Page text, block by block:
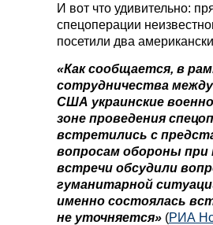
И вот что удивительно:
спецоперации
посетили два
«Как сообщается, в
сотрудничества
США украинские
зоне проведения
встретились с
вопросам обороны
встречи обсудили
гуманитарной
именно состоялась
не уточняется» (РИА